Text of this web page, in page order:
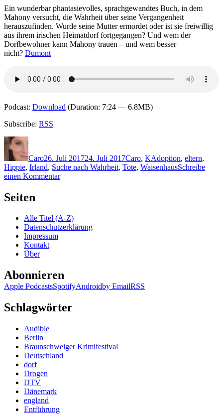
bringt
den
Tod
Ein wunderbar phantasievolles, sprachgewandtes Buch, in dem
Mahony versucht, die Wahrheit über seine Vergangenheit
herauszufinden. Wurde seine Mutter ermordet oder ist sie freiwillig
aus ihrem irischen Heimatdorf fortgegangen? Und wem der
Dorfbewohner kann Mahony trauen – und wem besser
nicht? Dumont
Podcast: Download (Duration: 7:24 — 6.8MB)
Subscribe: RSS
Autor
Caro26. Juli 201724. Juli 2017Caro, KAdoption, eltern,
Hippie, Irland, Suche nach Wahrheit, Tote, WaisenhausSchreibe
einen Kommentarzu
Der
Freund
Seiten
Alle Titel (A-Z)
Datenschutzerklärung
Impressum
Kontakt
Über
Abonnieren
Apple PodcastsSpotifyAndroidby EmailRSS
Schlagwörter
Audible
Berlin
Braunschweiger Krimifestival
Deutschland
dorf
Drogen
DTV
Dänemark
england
Entführung